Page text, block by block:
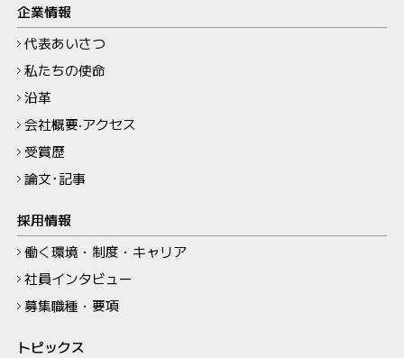
企業情報
代表あいさつ
私たちの使命
沿革
会社概要‧アクセス
受賞歴
論文･記事
採用情報
働く環境・制度・キャリア
社員インタビュー
募集職種・要項
トピックス